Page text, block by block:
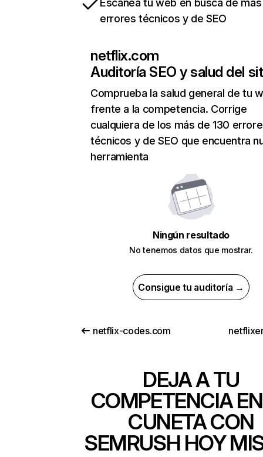
Escanea tu web en busca de
errores técnicos y de SEO
netflix.com
Auditoría SEO y salud del
Comprueba la salud general de tu
frente a la competencia. Corrige
cualquiera de los más de 130
técnicos y de SEO que encuentra
herramienta
Ningún resultado
No tenemos datos que mostrar.
Consigue tu auditoría →
netflix-codes.com
DEJA A TU
COMPETENCIA
CUNETA CON
SEMRUSH HOY